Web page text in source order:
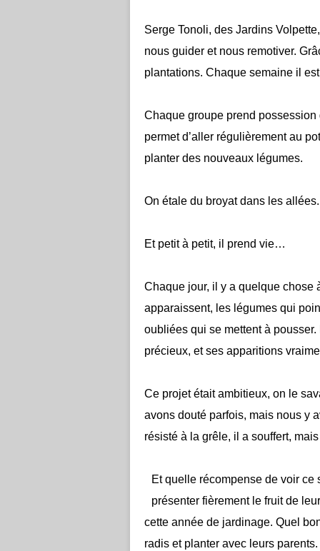
Serge Tonoli, des Jardins
nous guider et nous remotiver.
plantations. Chaque semaine il
Chaque groupe prend possession
permet d’aller régulièrement au
planter des nouveaux légumes.
On étale du broyat dans les
Et petit à petit, il prend vie…
Chaque jour, il y a quelque chose
apparaissent, les légumes qui
oubliées qui se mettent à
précieux, et ses apparitions
Ce projet était ambitieux, on le
avons douté parfois, mais nous y
résisté à la grêle, il a souffert,
Et quelle récompense de voir
présenter fièrement le fruit de
cette année de jardinage. Quel
radis et planter avec leurs parents.